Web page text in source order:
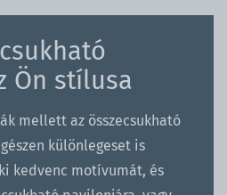
Ön stílusa
mellett az összecsukható
különlegeset is
kedvenc motívumát, és